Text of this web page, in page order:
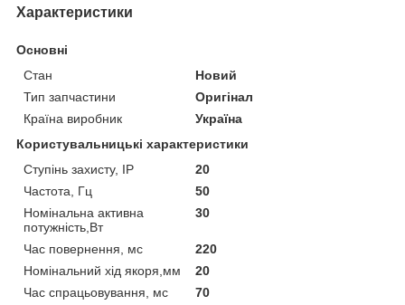
Характеристики
Основні
Стан
Новий
Тип запчастини
Оригінал
Країна виробник
Україна
Користувальницькі характеристики
Ступінь захисту, IP
20
Частота, Гц
50
Номінальна активна
потужність,Вт
30
Час повернення, мс
220
Номінальний хід якоря,мм
20
Час спрацьовування, мс
70